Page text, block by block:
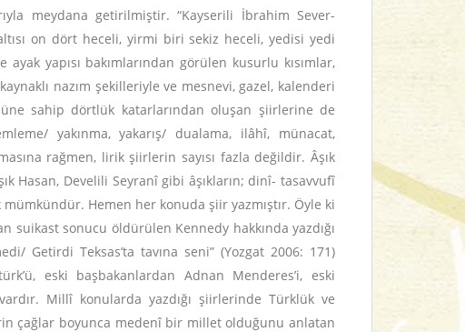
meydana getirilmiştir. “Kayserili İbrahim Sever-
on dört heceli, yirmi biri sekiz heceli, yedisi yedi
yapısı bakımlarından görülen kusurlu kısımlar,
nazım şekilleriyle ve mesnevi, gazel, kalenderi
sahip dörtlük katarlarından oluşan şiirlerine de
yakınma, yakarış/ dualama, ilâhî, münacat,
rağmen, lirik şiirlerin sayısı fazla değildir. Âşık
Hasan, Develili Seyranî gibi âşıkların; dinî- tasavvufî
Hemen her konuda şiir yazmıştır. Öyle ki
suikast sonucu öldürülen Kennedy hakkında yazdığı
Getirdi Teksas’ta tavına seni” (Yozgat 2006: 171)
eski başbakanlardan Adnan Menderes’i, eski
Millî konularda yazdığı şiirlerinde Türklük ve
çağlar boyunca medenî bir millet olduğunu anlatan